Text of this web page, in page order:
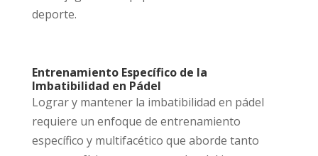
deporte.
Entrenamiento Específico de la
Imbatibilidad en Pádel
Lograr y mantener la imbatibilidad en pádel
requiere un enfoque de entrenamiento
específico y multifacético que aborde tanto